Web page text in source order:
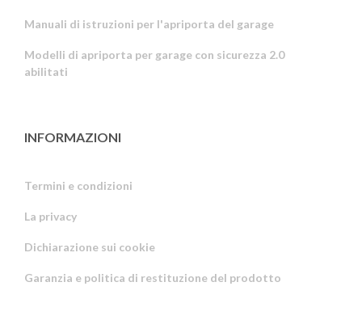
Manuali di istruzioni per l'apriporta del garage
Modelli di apriporta per garage con sicurezza 2.0
abilitati
INFORMAZIONI
Termini e condizioni
La privacy
Dichiarazione sui cookie
Garanzia e politica di restituzione del prodotto
Estonian